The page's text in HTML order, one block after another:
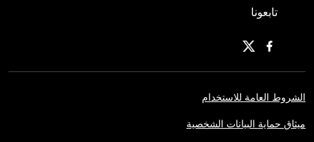
تابعونا
الشروط العامة للاستخدام
ميثاق حماية البيانات الشخصية